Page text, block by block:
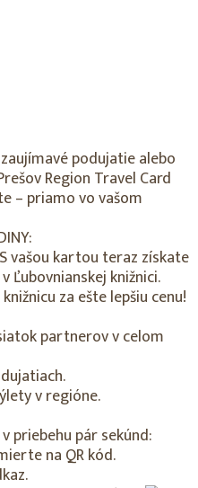
podujatie alebo
Region Travel Card
– priamo vo vašom
vašou kartou teraz získate
Ľubovnianskej knižnici.
za ešte lepšiu cenu!
partnerov v celom
v regióne.
priebehu pár sekúnd:
na QR kód.